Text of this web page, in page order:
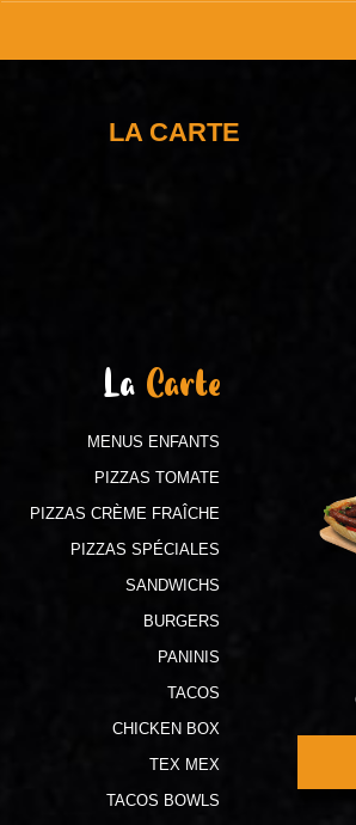
LA CARTE
La Carte
MENUS ENFANTS
PIZZAS TOMATE
PIZZAS CRÈME FRAÎCHE
PIZZAS SPÉCIALES
SANDWICHS
BURGERS
PANINIS
TACOS
CHICKEN BOX
TEX MEX
TACOS BOWLS